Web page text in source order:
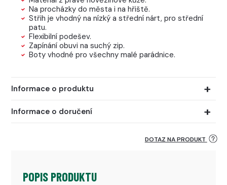
Na procházky do města i na hřiště.
Střih je vhodný na nízký a střední nárt, pro střední
patu.
Flexibilní podešev.
Zapínání obuvi na suchý zip.
Boty vhodné pro všechny malé parádnice.
Informace o produktu
Informace o doručení
DOTAZ NA PRODUKT
POPIS PRODUKTU